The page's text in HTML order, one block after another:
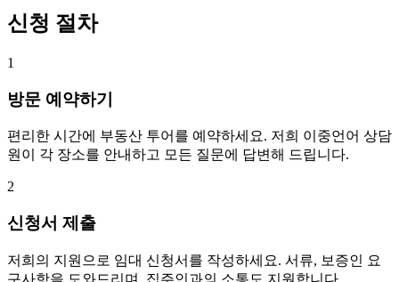
신청 절차
1
방문 예약하기
편리한 시간에 부동산 투어를 예약하세요. 저희 이중언어 상담
원이 각 장소를 안내하고 모든 질문에 답변해 드립니다.
2
신청서 제출
저희의 지원으로 임대 신청서를 작성하세요. 서류, 보증인 요
구사항을 도와드리며, 집주인과의 소통도 지원합니다.